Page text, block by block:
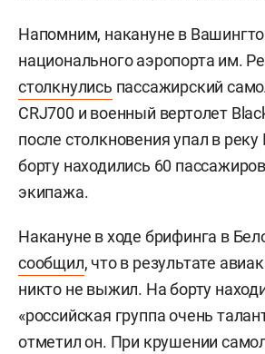
Напомним, накануне в
национального аэропорта им.
столкнулись пассажирский
CRJ700 и военный вертолет
после столкновения упал в
борту находились 60
экипажа.
Накануне в ходе брифинга в
сообщил, что в результате
никто не выжил. На борту
«российская группа очень
отметил он. При крушении